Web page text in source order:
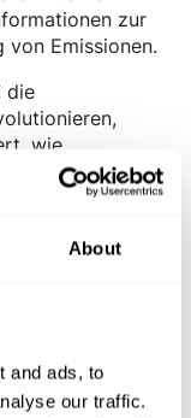
About
and ads, to
our traffic.
zur
Emissionen.
die
wie
und
sowie
Neben